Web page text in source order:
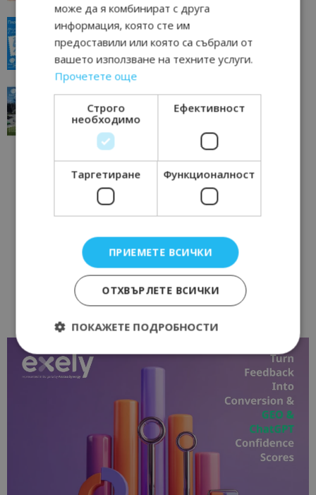
“Пощенска картичка от…”: Пловдив, градът на
23/06/2026 10:00
традициите, културата и вдъхновяващите...
Перник 17/06/2026 09:01
може да я комбинират с друга
информация, която сте им
предоставили или която са събрали от
вашето използване на техните услуги.
Прочетете още
Строго
необходимо
Ефективност
Таргетиране Функционалност
ПРИЕМЕТЕ ВСИЧКИ
ОТХВЪРЛЕТЕ ВСИЧКИ
ПОКАЖЕТЕ ПОДРОБНОСТИ
Таргетиране
Функционалност
Строго необходимите бисквитки позволяват
основната функционалност на уебсайта, като
потребителско влизане и управление на
правилно без строго необходими бисквитки.